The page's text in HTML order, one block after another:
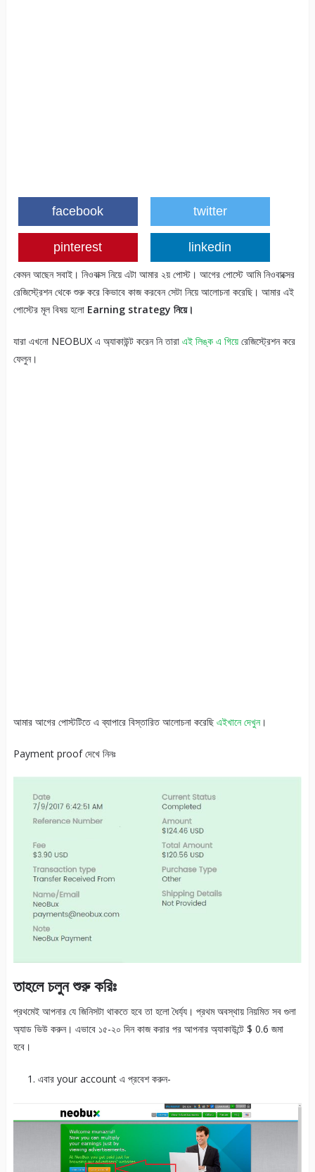
facebook twitter
pinterest linkedin
কেমন আছেন সবাই। নিওবাক্স নিয়ে এটা আমার ২য় পোস্ট। আগের পোস্টে আমি নিওবাক্সের
রেজিস্ট্রেশন থেকে শুরু করে কিভাবে কাজ করবেন সেটা নিয়ে আলোচনা করেছি। আমার এই
পোস্টের মূল বিষয় হলো Earning strategy নিয়ে।
যারা এখনো NEOBUX এ অ্যাকাউন্ট করেন নি তারা এই লিঙ্ক এ গিয়েরেজিস্ট্রেশন করে
ফেলুন।
আমার আগের পোস্টটিতে এ ব্যাপারে বিস্তারিত আলোচনা করেছি এইখানে দেখুন।
Payment proof দেখে নিনঃ
তাহলে চলুন শুরু করিঃ
প্রথমেই আপনার যে জিনিসটা থাকতে হবে তা হলো ধৈর্য্য। প্রথম অবস্থায় নিয়মিত সব গুলা
অ্যাড ভিউ করুন। এভাবে ১৫-২০ দিন কাজ করার পর আপনার অ্যাকাউন্টে $ 0.6 জমা
হবে।
এবার your account এ প্রবেশ করুন-